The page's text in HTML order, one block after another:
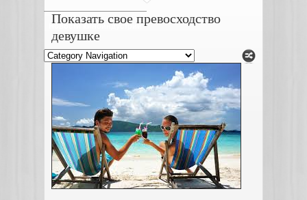
Новости киноиндустрии
Показать свое превосходство
девушке